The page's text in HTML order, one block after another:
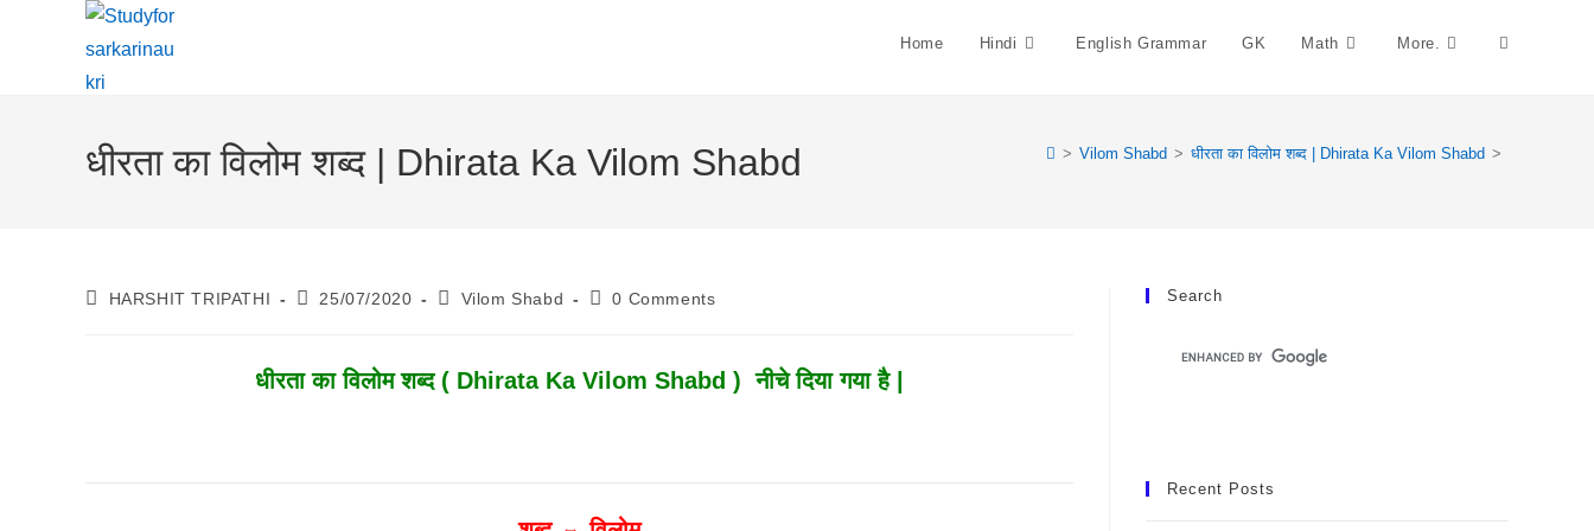
Home Hindi English Grammar GK Math More. Toggle
धीरता का विलोम शब्द | Dhirata Ka Vilom Shabd > Vilom Shabd > धीरता का विलोम शब्द | Dhirata Ka Vilom Shabd >
PostHARSHIT TRIPATHI
Post25/07/2020
PostVilom Shabd
Post0 Comments
धीरता का विलोम शब्द ( Dhirata Ka Vilom Shabd ) नीचे दिया गया है |
Search
Recent Posts